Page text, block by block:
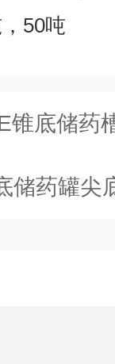
50吨
锥底储药
储药罐尖